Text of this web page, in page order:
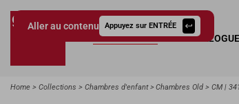
Aller au contenu Appuyez sur ENTRÉE
COLLECTIONS
Home Collections Chambres d'enfant Chambres Old CM |